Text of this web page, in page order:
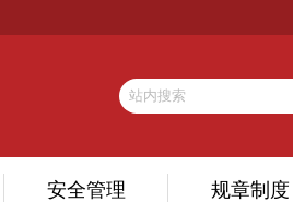
安全管理 规章制度